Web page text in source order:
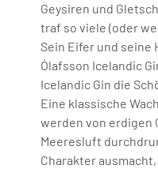
Geysiren und
traf so viele (oder
Sein Eifer und seine
Ólafsson Icelandic
Icelandic Gin die
Eine klassische
werden von erdigen
Meeresluft
Charakter